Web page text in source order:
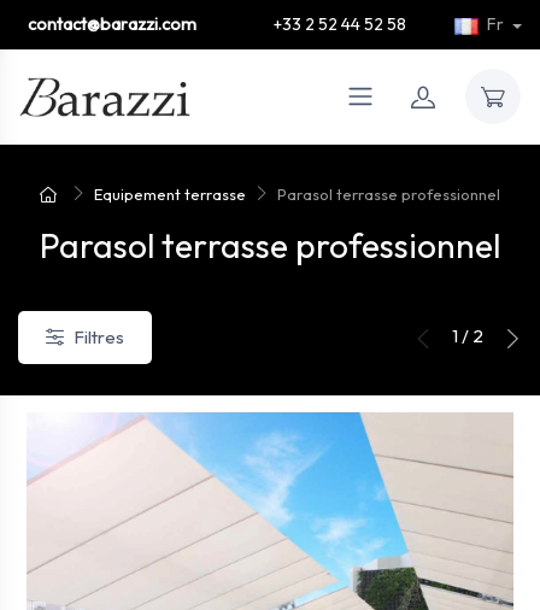
contact@barazzi.com +33 2 52 44 52 58 Fr
Equipement terrasse Parasol terrasse professionnel
Parasol terrasse professionnel
Filtres 1 / 2